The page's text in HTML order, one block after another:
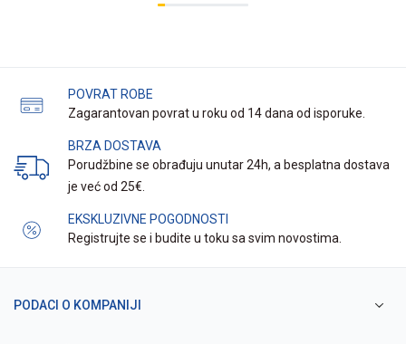
POVRAT ROBE
Zagarantovan povrat u roku od 14 dana od isporuke.
BRZA DOSTAVA
Porudžbine se obrađuju unutar 24h, a besplatna dostava
je već od 25€.
EKSKLUZIVNE POGODNOSTI
Registrujte se i budite u toku sa svim novostima.
PODACI O KOMPANIJI